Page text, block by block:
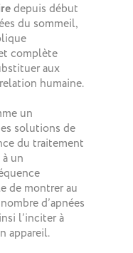
depuis début
du sommeil,
complète
aux
humaine.
un
solutions de
du traitement
un
de montrer au
d’apnées
l’inciter à
appareil.